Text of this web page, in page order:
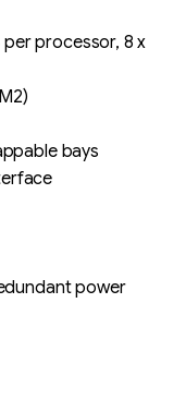
per processor, 8 x
bays
power